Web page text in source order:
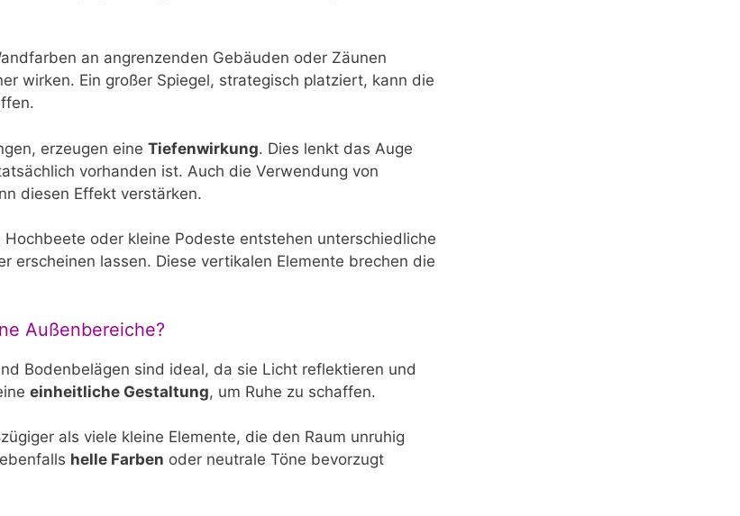
an angrenzenden Gebäuden oder Zäunen
wirken. Ein großer Spiegel, strategisch platziert, kann die
erzeugen eine Tiefenwirkung. Dies lenkt das Auge
vorhanden ist. Auch die Verwendung von
diesen Effekt verstärken.
Hochbeete oder kleine Podeste entstehen unterschiedliche
lassen. Diese vertikalen Elemente brechen die
Außenbereiche?
Bodenbelägen sind ideal, da sie Licht reflektieren und
einheitliche Gestaltung, um Ruhe zu schaffen.
als viele kleine Elemente, die den Raum unruhig
helle Farben oder neutrale Töne bevorzugt